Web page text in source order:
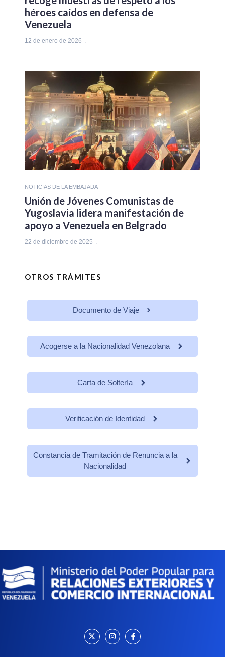
héroes caídos en defensa de
Venezuela
12 de enero de 2026
NOTICIAS DE LA EMBAJADA
Unión de Jóvenes Comunistas de
Yugoslavia lidera manifestación de
apoyo a Venezuela en Belgrado
22 de diciembre de 2025
OTROS TRÁMITES
Documento de Viaje
Acogerse a la Nacionalidad Venezolana
Carta de Soltería
Verificación de Identidad
Constancia de Tramitación de Renuncia a la
Nacionalidad